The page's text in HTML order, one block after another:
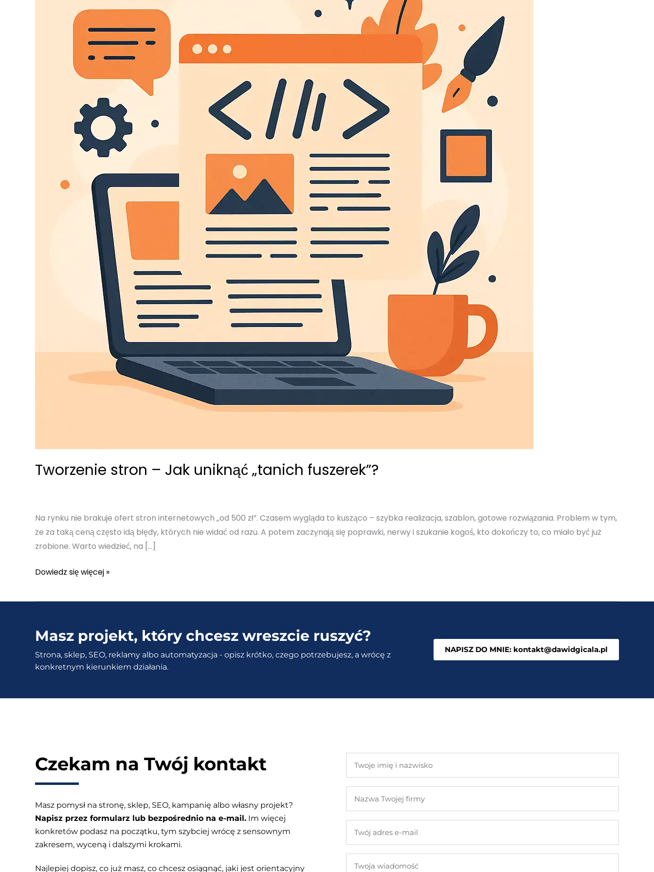
Tworzenie stron – Jak uniknąć „tanich fuszerek”?
Na rynku nie brakuje ofert stron internetowych „od 500 zł”. Czasem wygląda to kusząco – szybka realizacja, szablon, gotowe rozwiązania. Problem w tym,
że za taką ceną często idą błędy, których nie widać od razu. A potem zaczynają się poprawki, nerwy i szukanie kogoś, kto dokończy to, co miało być już
zrobione. Warto wiedzieć, na […]
Tworzenie
–
uniknąć
„tanich
fuszerek”?
Dowiedz się więcej »
Masz projekt, który chcesz wreszcie ruszyć?
Strona, sklep, SEO, reklamy albo automatyzacja - opisz krótko, czego potrzebujesz, a wrócę z
konkretnym kierunkiem działania.
NAPISZ DO MNIE: kontakt@dawidgicala.pl
Czekam na Twój kontakt
Masz pomysł na stronę, sklep, SEO, kampanię albo własny projekt?
Napisz przez formularz lub bezpośrednio na e-mail. Im więcej
konkretów podasz na początku, tym szybciej wrócę z sensownym
zakresem, wyceną i dalszymi krokami.
Najlepiej dopisz, co już masz, co chcesz osiągnąć, jaki jest orientacyjny
imię
nazwisko
Twojej
adres
mail